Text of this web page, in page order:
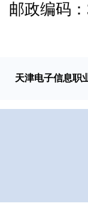
邮政编码：
天津电子信息职